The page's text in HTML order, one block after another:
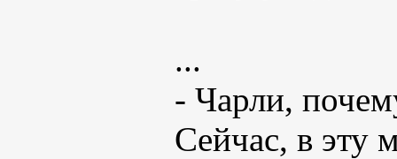
...
- Чарли,
Сейчас, в эту